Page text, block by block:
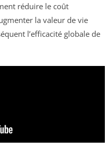
réduire le coût
la valeur de vie
l’efficacité globale de